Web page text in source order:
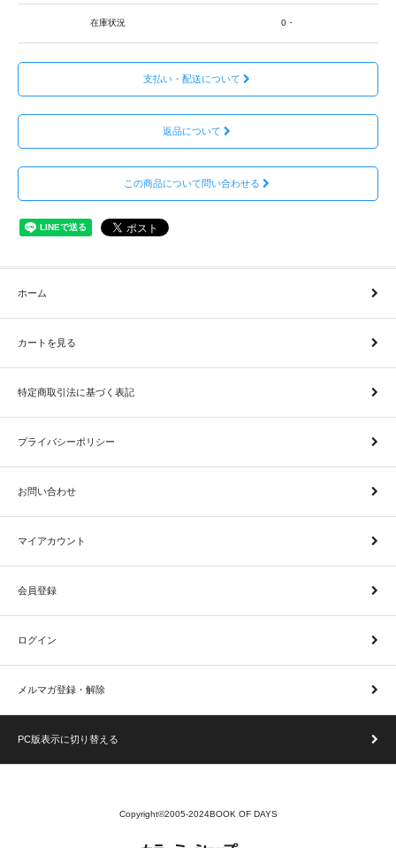
在庫状況 0・
支払い・配送について
返品について
この商品について問い合わせる
ホーム
カートを見る
特定商取引法に基づく表記
プライバシーポリシー
お問い合わせ
マイアカウント
会員登録
ログイン
メルマガ登録・解除
PC版表示に切り替える
Copyright©2005-2024BOOK OF DAYS